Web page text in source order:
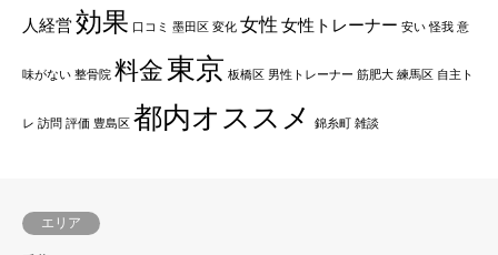
人経営効果 口コミ 墨田区 変化 女性 女性トレーナー 安い 怪我 意
味がない 整骨院 料金 東京 板橋区 男性トレーナー 筋肥大 練馬区 自主ト
レ 訪問 評価 豊島区 都内オススメ 錦糸町 雑談
エリア